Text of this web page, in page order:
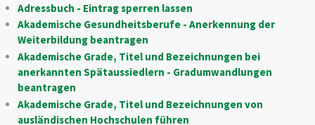
Adressbuch - Eintrag sperren lassen
Akademische Gesundheitsberufe - Anerkennung der
Weiterbildung beantragen
Akademische Grade, Titel und Bezeichnungen bei
anerkannten Spätaussiedlern - Gradumwandlungen
beantragen
Akademische Grade, Titel und Bezeichnungen von
ausländischen Hochschulen führen